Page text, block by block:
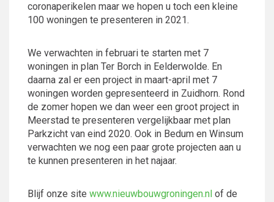
coronaperikelen maar we hopen u toch een kleine
100 woningen te presenteren in 2021.
We verwachten in februari te starten met 7
woningen in plan Ter Borch in Eelderwolde. En
daarna zal er een project in maart-april met 7
woningen worden gepresenteerd in Zuidhorn. Rond
de zomer hopen we dan weer een groot project in
Meerstad te presenteren vergelijkbaar met plan
Parkzicht van eind 2020. Ook in Bedum en Winsum
verwachten we nog een paar grote projecten aan u
te kunnen presenteren in het najaar.
Blijf onze site www.nieuwbouwgroningen.nl of de